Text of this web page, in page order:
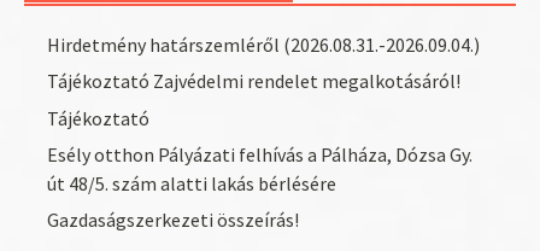
Hirdetmény határszemléről (2026.08.31.-2026.09.04.)
Tájékoztató Zajvédelmi rendelet megalkotásáról!
Tájékoztató
Esély otthon Pályázati felhívás a Pálháza, Dózsa Gy.
út 48/5. szám alatti lakás bérlésére
Gazdaságszerkezeti összeírás!